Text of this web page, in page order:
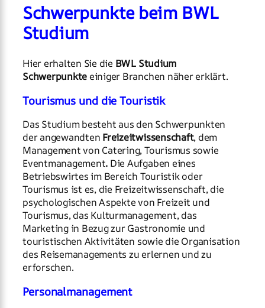
Schwerpunkte beim BWL
Studium
Hier erhalten Sie die BWL Studium
Schwerpunkte einiger Branchen näher erklärt.
Tourismus und die Touristik
Das Studium besteht aus den Schwerpunkten
der angewandten Freizeitwissenschaft, dem
Management von Catering, Tourismus sowie
Eventmanagement. Die Aufgaben eines
Betriebswirtes im Bereich Touristik oder
Tourismus ist es, die Freizeitwissenschaft, die
psychologischen Aspekte von Freizeit und
Tourismus, das Kulturmanagement, das
Marketing in Bezug zur Gastronomie und
touristischen Aktivitäten sowie die Organisation
des Reisemanagements zu erlernen und zu
erforschen.
Personalmanagement